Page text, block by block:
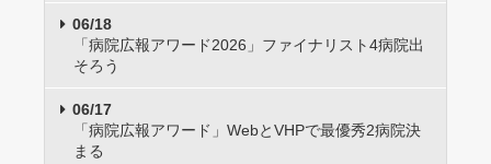
06/18
「病院広報アワード2026」ファイナリスト4病院出
そろう
06/17
「病院広報アワード」WebとVHPで最優秀2病院決
まる